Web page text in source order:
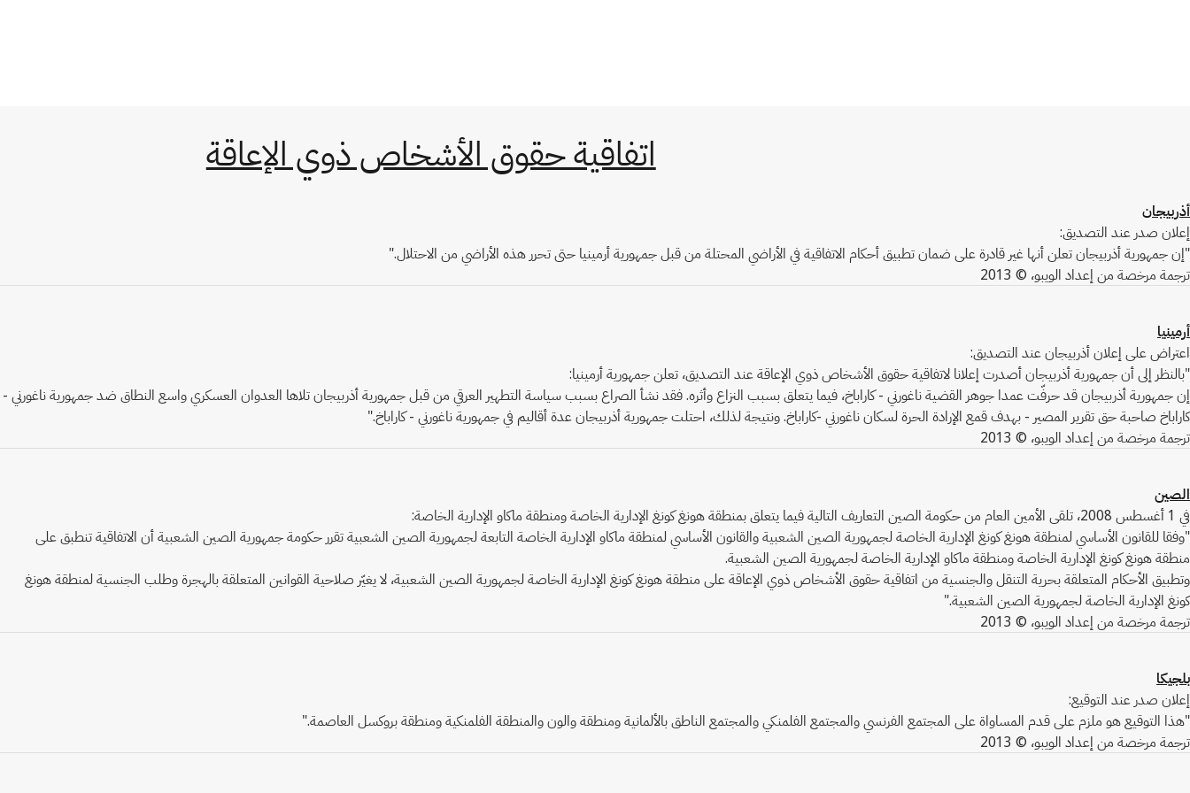
اتفاقية حقوق الأشخاص ذوي الإعاقة
أذربيجان
إعلان صدر عند التصديق:
"إن جمهورية أذربيجان تعلن أنها غير قادرة على ضمان تطبيق أحكام الاتفاقية في الأراضي المحتلة من قبل جمهورية أرمينيا حتى تحرر هذه الأراضي من الاحتلال."
ترجمة مرخصة من إعداد الويبو، © 2013
أرمينيا
اعتراض على إعلان أذربيجان عند التصديق:
"بالنظر إلى أن جمهورية أذربيجان أصدرت إعلانا لاتفاقية حقوق الأشخاص ذوي الإعاقة عند التصديق، تعلن جمهورية أرمينيا:
إن جمهورية أذربيجان قد حرفّت عمدا جوهر القضية ناغورني - كاراباخ، فيما يتعلق بسبب النزاع وأثره. فقد نشأ الصراع بسبب سياسة التطهير العرقي من قبل جمهورية أذربيجان تلاها العدوان العسكري واسع النطاق ضد جمهورية ناغورني -
كاراباخ صاحبة حق تقرير المصير - بهدف قمع الإرادة الحرة لسكان ناغورني -كاراباخ. ونتيجة لذلك، احتلت جمهورية أذربيجان عدة أقاليم في جمهورية ناغورني - كاراباخ."
ترجمة مرخصة من إعداد الويبو، © 2013
الصين
في 1 أغسطس 2008، تلقى الأمين العام من حكومة الصين التعاريف التالية فيما يتعلق بمنطقة هونغ كونغ الإدارية الخاصة ومنطقة ماكاو الإدارية الخاصة:
"وفقا للقانون الأساسي لمنطقة هونغ كونغ الإدارية الخاصة لجمهورية الصين الشعبية والقانون الأساسي لمنطقة ماكاو الإدارية الخاصة التابعة لجمهورية الصين الشعبية تقرر حكومة جمهورية الصين الشعبية أن الاتفاقية تنطبق على
منطقة هونغ كونغ الإدارية الخاصة ومنطقة ماكاو الإدارية الخاصة لجمهورية الصين الشعبية.
وتطبيق الأحكام المتعلقة بحرية التنقل والجنسية من اتفاقية حقوق الأشخاص ذوي الإعاقة على منطقة هونغ كونغ الإدارية الخاصة لجمهورية الصين الشعبية، لا يغيّر صلاحية القوانين المتعلقة بالهجرة وطلب الجنسية لمنطقة هونغ
كونغ الإدارية الخاصة لجمهورية الصين الشعبية."
ترجمة مرخصة من إعداد الويبو، © 2013
بلجيكا
إعلان صدر عند التوقيع:
"هذا التوقيع هو ملزم على قدم المساواة على المجتمع الفرنسي والمجتمع الفلمنكي والمجتمع الناطق بالألمانية ومنطقة والون والمنطقة الفلمنكية ومنطقة بروكسل العاصمة."
ترجمة مرخصة من إعداد الويبو، © 2013